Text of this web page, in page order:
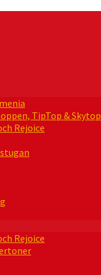
TipTop &
Rejoice
Rejoice